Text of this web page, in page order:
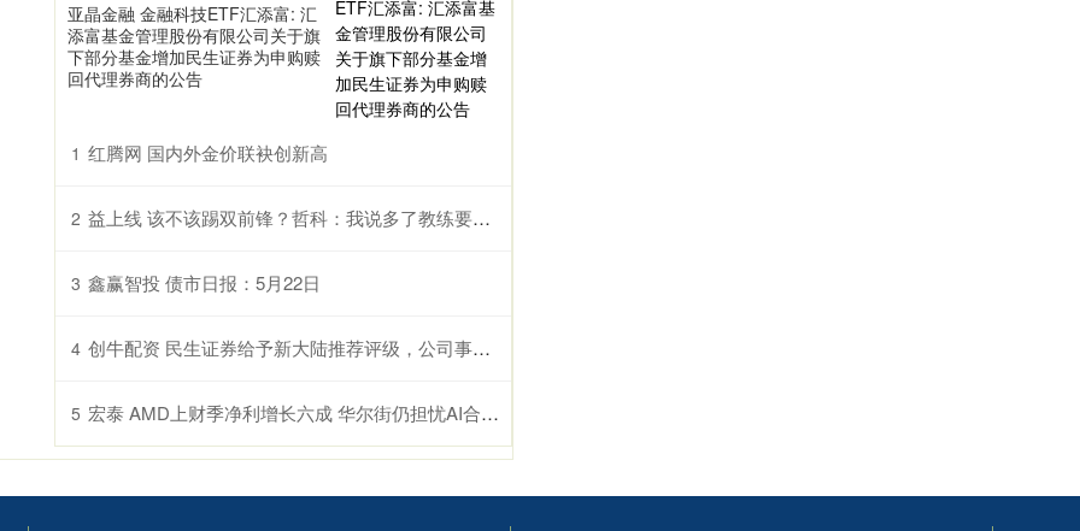
亚晶金融 金融科技ETF汇添富: 汇
添富基金管理股份有限公司关于旗
下部分基金增加民生证券为申购赎
回代理券商的公告
1 红腾网 国内外金价联袂创新高
2 益上线 该不该踢双前锋？哲科：我说多了教练要生气
3 鑫赢智投 债市日报：5月22日
4 创牛配资 民生证券给予新大陆推荐评级，公司事件点评：重磅政策落地，“网证”龙头扬帆起航
5 宏泰 AMD上财季净利增长六成 华尔街仍担忧AI合作协议回报速度